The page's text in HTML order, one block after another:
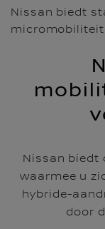
Nissan biedt
micromobiliteit
Nissan biedt
waarmee u
hybride-
door